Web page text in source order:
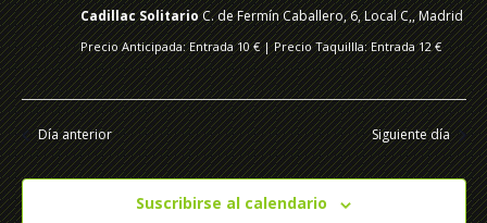
Cadillac SolitarioC. de Fermín Caballero, 6, Local C,, Madrid
Precio Anticipada: Entrada 10 € | Precio Taquillla: Entrada 12 €
Día anterior Siguiente día
Suscribirse al calendario